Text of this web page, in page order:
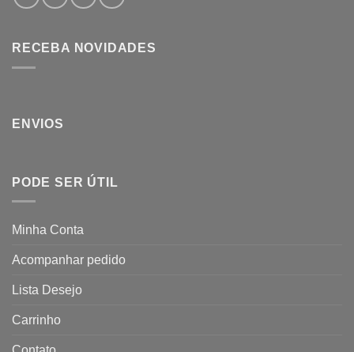
RECEBA NOVIDADES
ENVIOS
PODE SER ÚTIL
Minha Conta
Acompanhar pedido
Lista Desejo
Carrinho